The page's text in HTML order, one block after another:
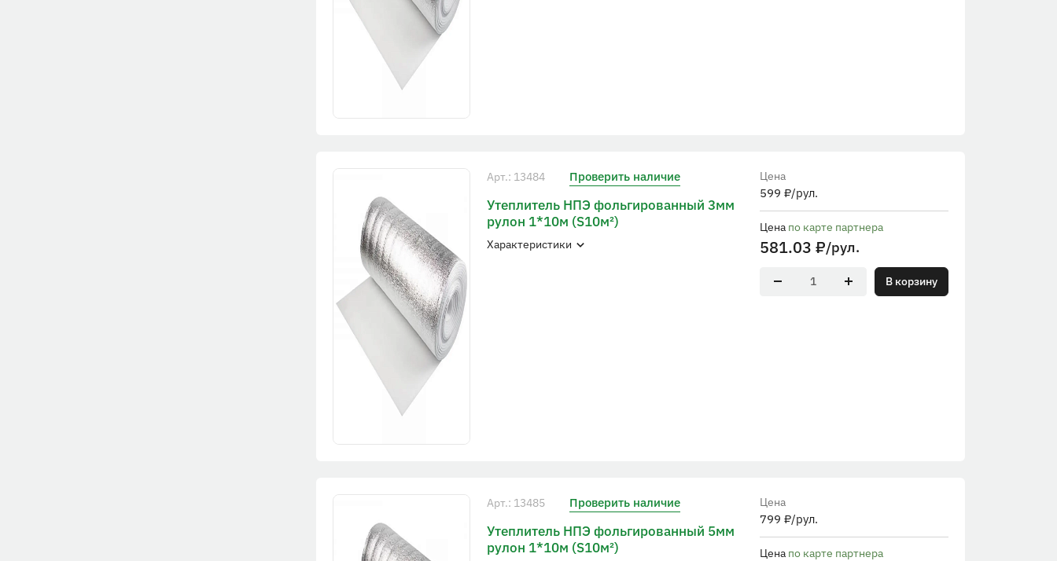
Арт.: 13484 Проверить наличие
Утеплитель НПЭ фольгированный 3мм
рулон 1*10м (S10м²)
Характеристики
Цена
599 ₽/рул.
Цена по карте партнера
581.03 ₽/рул.
В корзину
Арт.: 13485 Проверить наличие
Утеплитель НПЭ фольгированный 5мм
рулон 1*10м (S10м²)
Цена
799 ₽/рул.
Цена по карте партнера